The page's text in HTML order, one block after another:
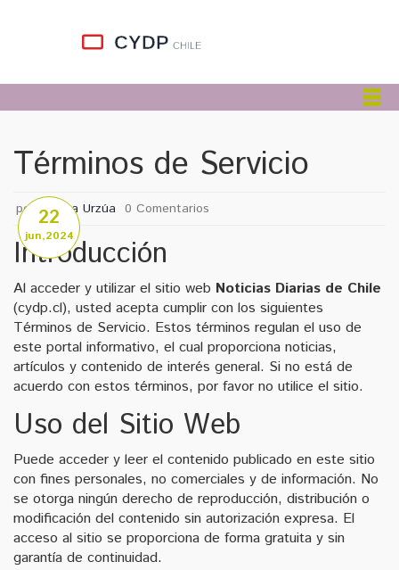
Términos de Servicio
22
jun,2024
por Javiera Urzúa 0 Comentarios
Introducción
Al acceder y utilizar el sitio web Noticias Diarias de Chile
(cydp.cl), usted acepta cumplir con los siguientes
Términos de Servicio. Estos términos regulan el uso de
este portal informativo, el cual proporciona noticias,
artículos y contenido de interés general. Si no está de
acuerdo con estos términos, por favor no utilice el sitio.
Uso del Sitio Web
Puede acceder y leer el contenido publicado en este sitio
con fines personales, no comerciales y de información. No
se otorga ningún derecho de reproducción, distribución o
modificación del contenido sin autorización expresa. El
acceso al sitio se proporciona de forma gratuita y sin
garantía de continuidad.